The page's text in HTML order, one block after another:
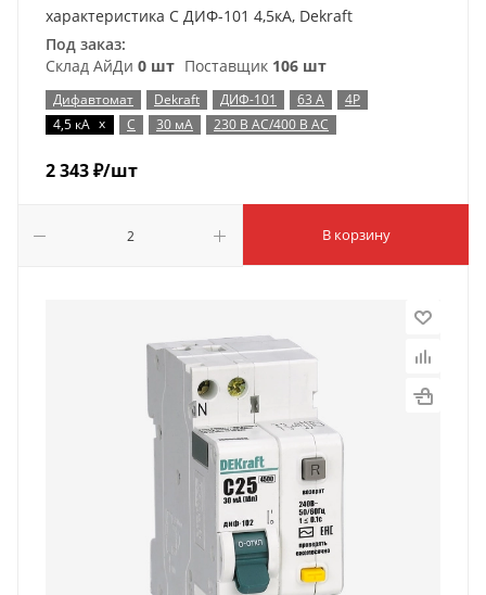
характеристика С ДИФ-101 4,5кА, Dekraft
Под заказ:
Склад АйДи 0 шт Поставщик 106 шт
Дифавтомат Dekraft ДИФ-101 63 А
4P
4,5 кА x C 30 мА 230 В AC/400 В AC
2 343₽/шт
В корзину